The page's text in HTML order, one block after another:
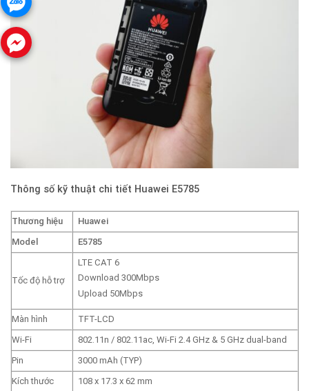
Thông số kỹ thuật chi tiết Huawei E5785
Thương hiệu
Huawei
Model
E5785
Tốc độ hỗ trợ
LTE CAT 6
Download 300Mbps
Upload 50Mbps
Màn hình
TFT-LCD
Wi-Fi
802.11n / 802.11ac, Wi-Fi 2.4 GHz & 5 GHz dual-band
Pin
3000 mAh (TYP)
Kích thước
108 x 17.3 x 62 mm